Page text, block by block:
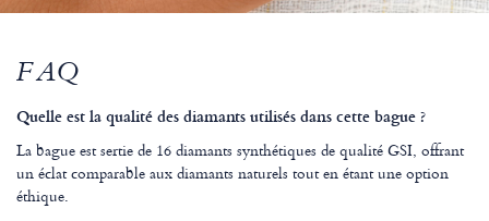
FAQ
Quelle est la qualité des diamants utilisés dans cette bague ?
La bague est sertie de 16 diamants synthétiques de qualité GSI, offrant
un éclat comparable aux diamants naturels tout en étant une option
éthique.